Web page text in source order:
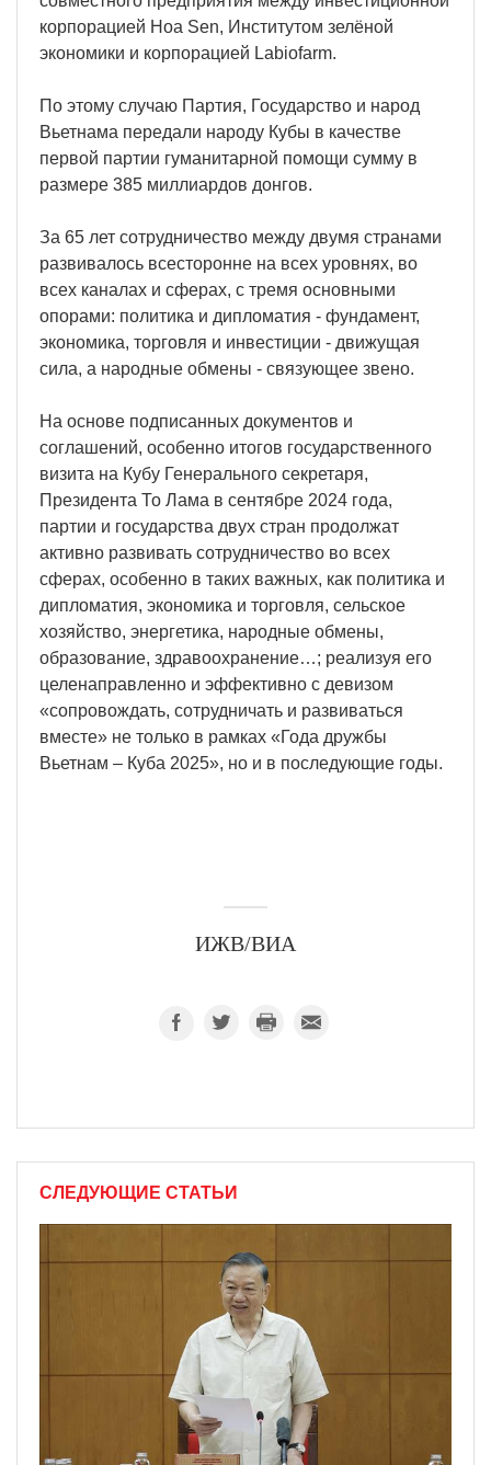
корпорацией Hoa Sen, Институтом зелёной
экономики и корпорацией Labiofarm.
По этому случаю Партия, Государство и народ
Вьетнама передали народу Кубы в качестве
первой партии гуманитарной помощи сумму в
размере 385 миллиардов донгов.
За 65 лет сотрудничество между двумя странами
развивалось всесторонне на всех уровнях, во
всех каналах и сферах, с тремя основными
опорами: политика и дипломатия - фундамент,
экономика, торговля и инвестиции - движущая
сила, а народные обмены - связующее звено.
На основе подписанных документов и
соглашений, особенно итогов государственного
визита на Кубу Генерального секретаря,
Президента То Лама в сентябре 2024 года,
партии и государства двух стран продолжат
активно развивать сотрудничество во всех
сферах, особенно в таких важных, как политика и
дипломатия, экономика и торговля, сельское
хозяйство, энергетика, народные обмены,
образование, здравоохранение…; реализуя его
целенаправленно и эффективно с девизом
«сопровождать, сотрудничать и развиваться
вместе» не только в рамках «Года дружбы
Вьетнам – Куба 2025», но и в последующие годы.
ИЖВ/ВИА
СЛЕДУЮЩИЕ СТАТЬИ